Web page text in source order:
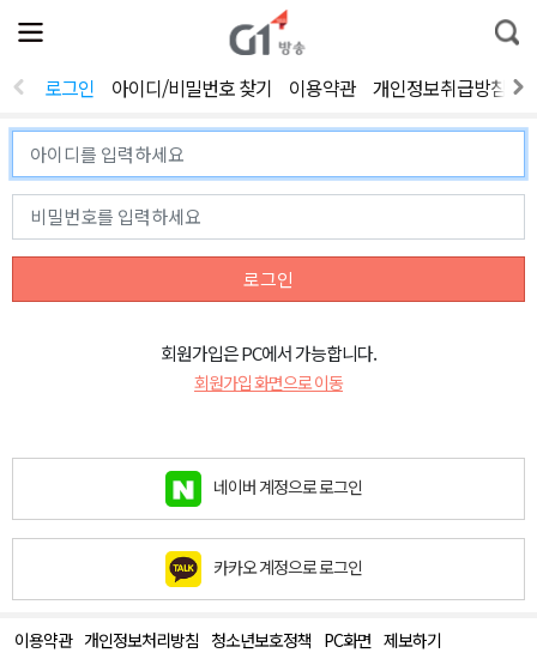
전
체
뉴
열
통
합
색
로그인 아이디/비밀번호 찾기 이용약관 개인정보취급방침
로그인
회원가입은 PC에서 가능합니다.
회원가입 화면으로 이동
네이버 계정으로 로그인
카카오 계정으로 로그인
이용약관 개인정보처리방침 청소년보호정책 PC화면 제보하기